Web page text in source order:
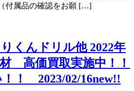
付属品の確認をお願 […]
くんドリル他 2022年
高価買取実施中！！
！ 2023/02/16new!!